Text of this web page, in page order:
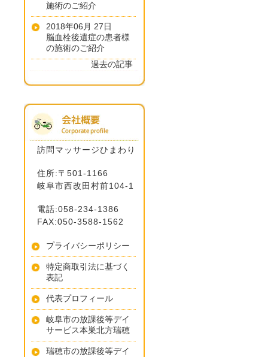
施術のご紹介
2018年06月 27日
脳血栓後遺症の患者様
の施術のご紹介
過去の記事
訪問マッサージひまわり
住所:〒501-1166
岐阜市西改田村前104-1
電話:058-234-1386
FAX:050-3588-1562
プライバシーポリシー
特定商取引法に基づく
表記
代表プロフィール
岐阜市の放課後等デイ
サービス本巣北方瑞穂
瑞穂市の放課後等デイ